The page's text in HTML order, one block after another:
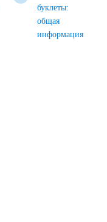
буклеты:
общая
информация